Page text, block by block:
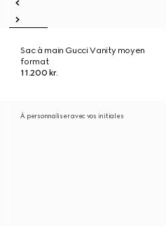
Sac à main Gucci Vanity moyen
format
11.200 kr.
À personnaliser avec vos initiales